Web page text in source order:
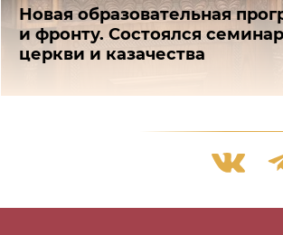
Новая образовательная
и фронту. Состоялся
церкви и казачества